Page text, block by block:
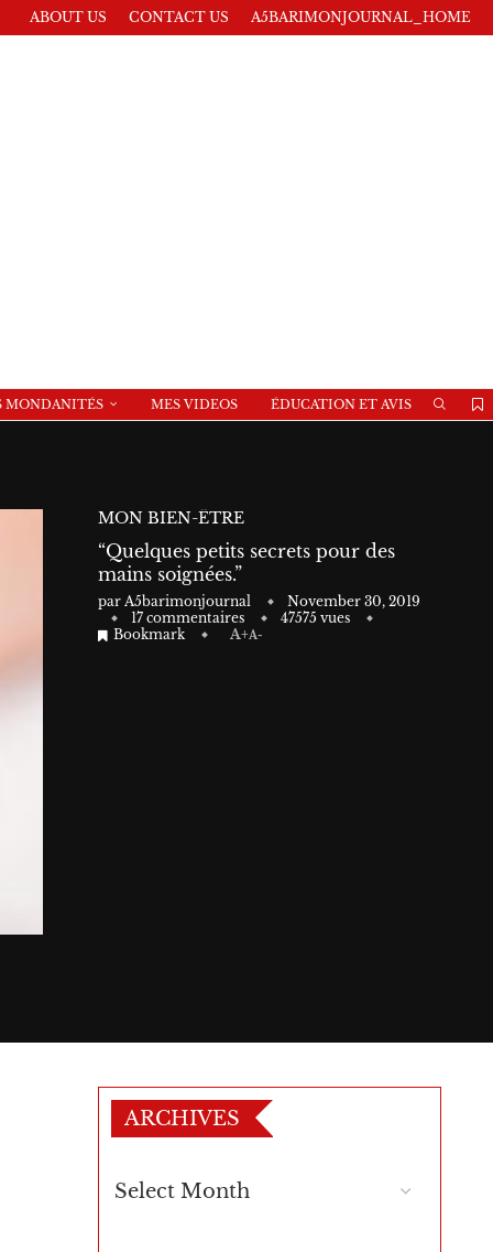
ABOUT US CONTACT US A5BARIMONJOURNAL_HOME
MONDANITÉS MES VIDEOS ÉDUCATION ET AVIS
MON BIEN-ÊTRE
“Quelques petits secrets pour des
mains soignées.”
par A5barimonjournal
November 30, 2019
17 commentaires
47575 vues
Bookmark
A+A-
ARCHIVES